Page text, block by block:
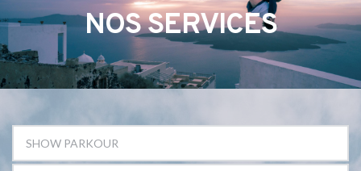
NOS SERVICES
SHOW PARKOUR